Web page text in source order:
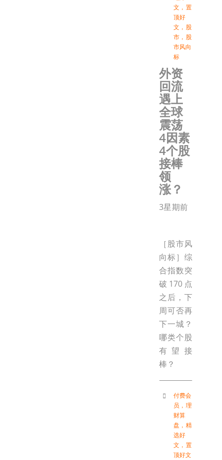
文 ， 置
顶好
文 ， 股
市 ， 股
市风向
标
外资
回流
遇上
全球
震荡
4因素
4个股
接棒
领
涨？
3星期前
［股市风
向标］综
合指数突
破170点
之后，下
周可否再
下一城？
哪类个股
有望接
棒？
付费会
员 ， 理
财算
盘 ， 精
选好
文 ， 置
顶好文